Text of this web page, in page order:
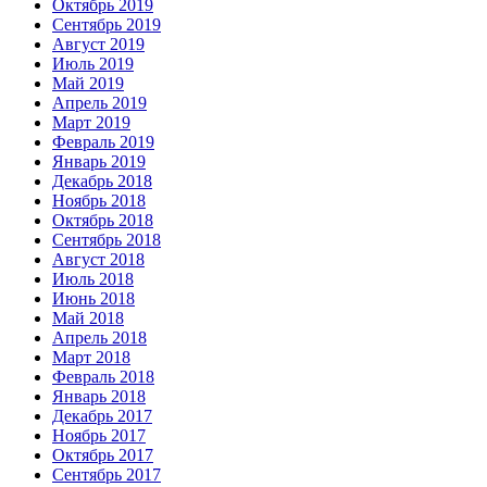
Октябрь 2019
Сентябрь 2019
Август 2019
Июль 2019
Май 2019
Апрель 2019
Март 2019
Февраль 2019
Январь 2019
Декабрь 2018
Ноябрь 2018
Октябрь 2018
Сентябрь 2018
Август 2018
Июль 2018
Июнь 2018
Май 2018
Апрель 2018
Март 2018
Февраль 2018
Январь 2018
Декабрь 2017
Ноябрь 2017
Октябрь 2017
Сентябрь 2017